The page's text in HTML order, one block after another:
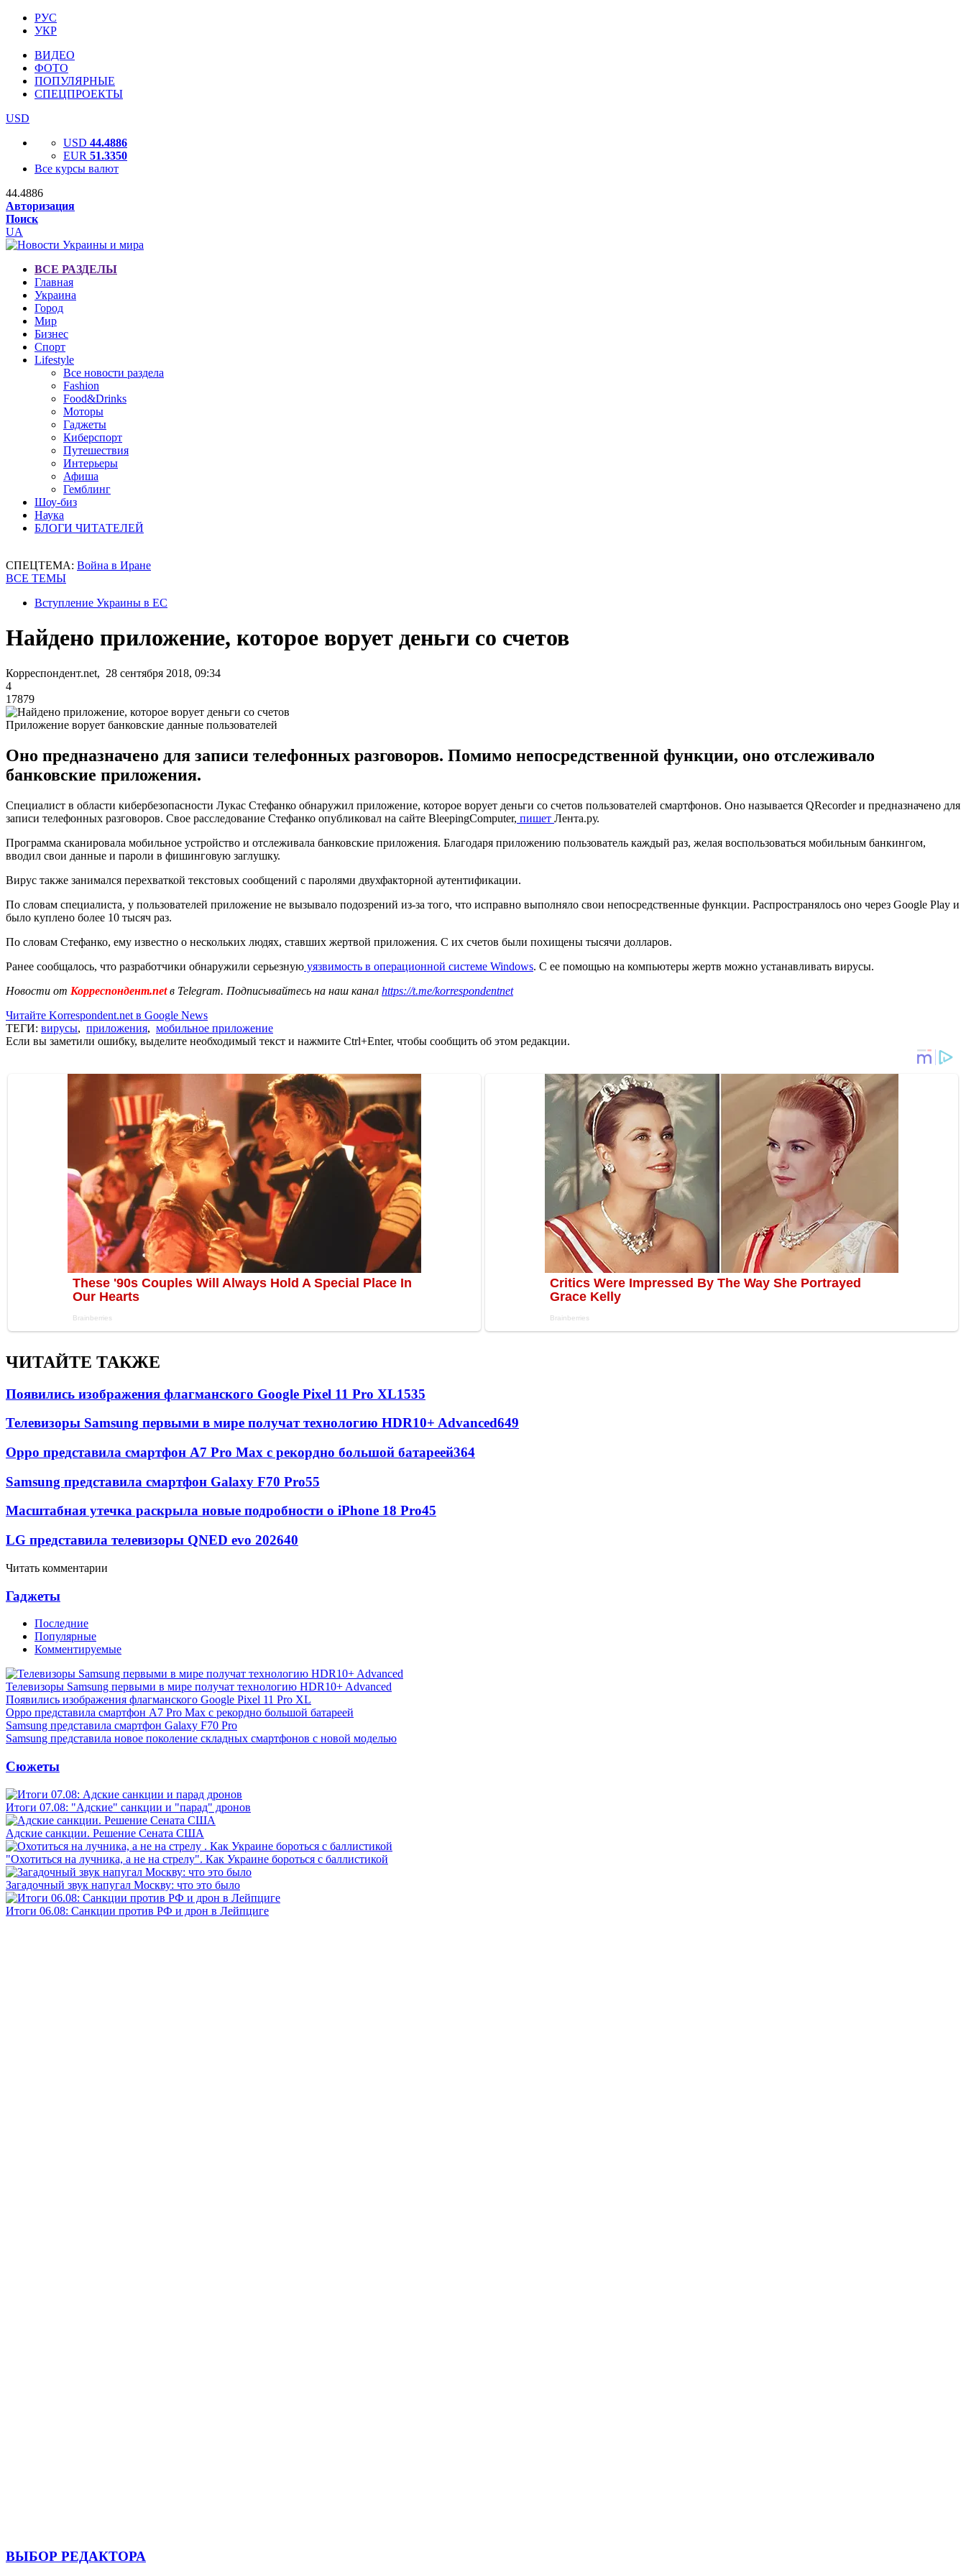
РУС
УКР
ВИДЕО
ФОТО
ПОПУЛЯРНЫЕ
СПЕЦПРОЕКТЫ
USD
USD 44.4886
EUR 51.3350
Все курсы валют
44.4886
Авторизация
Поиск
UA
ВСЕ РАЗДЕЛЫ
Главная
Украина
Город
Мир
Бизнес
Спорт
Lifestyle
Все новости раздела
Fashion
Food&Drinks
Моторы
Гаджеты
Киберспорт
Путешествия
Интерьеры
Афиша
Гемблинг
Шоу-биз
Наука
БЛОГИ ЧИТАТЕЛЕЙ
СПЕЦТЕМА: Война в Иране
ВСЕ ТЕМЫ
Вступление Украины в ЕС
Найдено приложение, которое ворует деньги со счетов
Корреспондент.net, 28 сентября 2018, 09:34
4
17879
Приложение ворует банковские данные пользователей
Оно предназначено для записи телефонных разговоров. Помимо непосредственной функции, оно отслеживало
банковские приложения.
Специалист в области кибербезопасности Лукас Стефанко обнаружил приложение, которое ворует деньги со счетов пользователей смартфонов. Оно называется QRecorder и предназначено для
записи телефонных разговоров. Свое расследование Стефанко опубликовал на сайте BleepingComputer, пишет Лента.ру.
Программа сканировала мобильное устройство и отслеживала банковские приложения. Благодаря приложению пользователь каждый раз, желая воспользоваться мобильным банкингом,
вводил свои данные и пароли в фишинговую заглушку.
Вирус также занимался перехваткой текстовых сообщений с паролями двухфакторной аутентификации.
По словам специалиста, у пользователей приложение не вызывало подозрений из-за того, что исправно выполняло свои непосредственные функции. Распространялось оно через Google Play и
было куплено более 10 тысяч раз.
По словам Стефанко, ему известно о нескольких людях, ставших жертвой приложения. С их счетов были похищены тысячи долларов.
Ранее сообщалось, что разработчики обнаружили серьезную уязвимость в операционной системе Windows. С ее помощью на компьютеры жертв можно устанавливать вирусы.
Новости от Корреспондент.netв Telegram. Подписывайтесь на наш канал https://t.me/korrespondentnet
Читайте Korrespondent.net в Google News
ТЕГИ: вирусы, приложения, мобильное приложение
Если вы заметили ошибку, выделите необходимый текст и нажмите Ctrl+Enter, чтобы сообщить об этом редакции.
ЧИТАЙТЕ ТАКЖЕ
Появились изображения флагманского Google Pixel 11 Pro XL1535
Телевизоры Samsung первыми в мире получат технологию HDR10+ Advanced649
Oppo представила смартфон A7 Pro Max с рекордно большой батареей364
Samsung представила смартфон Galaxy F70 Pro55
Масштабная утечка раскрыла новые подробности о iPhone 18 Pro45
LG представила телевизоры QNED evo 202640
Читать комментарии
Гаджеты
Последние
Популярные
Комментируемые
Телевизоры Samsung первыми в мире получат технологию HDR10+ Advanced
Появились изображения флагманского Google Pixel 11 Pro XL
Oppo представила смартфон A7 Pro Max с рекордно большой батареей
Samsung представила смартфон Galaxy F70 Pro
Samsung представила новое поколение складных смартфонов с новой моделью
Сюжеты
Итоги 07.08: "Адские" санкции и "парад" дронов
Адские санкции. Решение Сената США
"Охотиться на лучника, а не на стрелу". Как Украине бороться с баллистикой
Загадочный звук напугал Москву: что это было
Итоги 06.08: Санкции против РФ и дрон в Лейпциге
ВЫБОР РЕДАКТОРА